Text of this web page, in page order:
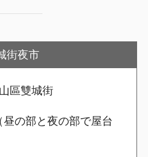
街夜市
區雙城街
昼の部と夜の部で屋台